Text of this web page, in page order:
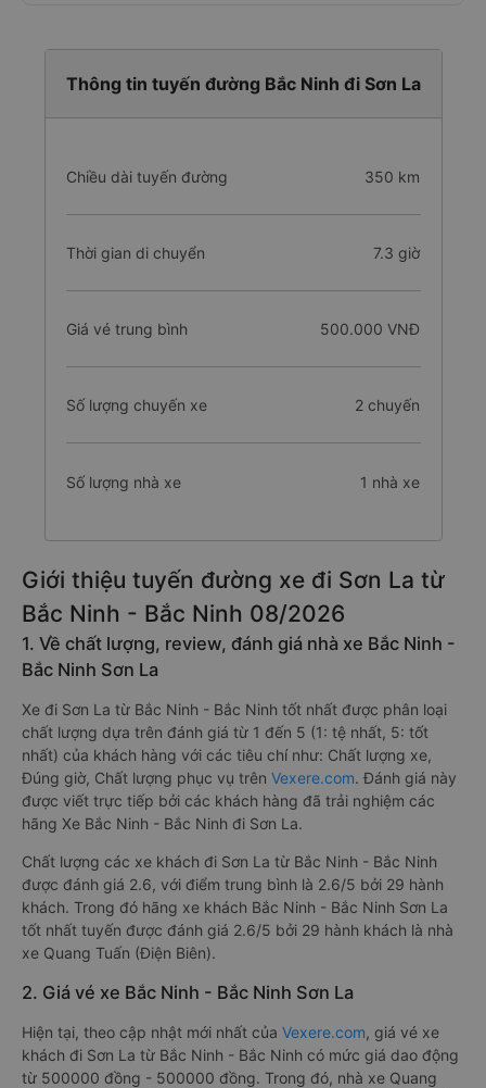
Thông tin tuyến đường Bắc Ninh đi Sơn La
Chiều dài tuyến đường 350 km
Thời gian di chuyển 7.3 giờ
Giá vé trung bình 500.000 VNĐ
Số lượng chuyến xe 2 chuyến
Số lượng nhà xe 1 nhà xe
Giới thiệu tuyến đường xe đi Sơn La từ
Bắc Ninh - Bắc Ninh 08/2026
1. Về chất lượng, review, đánh giá nhà xe Bắc Ninh -
Bắc Ninh Sơn La
Xe đi Sơn La từ Bắc Ninh - Bắc Ninh tốt nhất được phân loại
chất lượng dựa trên đánh giá từ 1 đến 5 (1: tệ nhất, 5: tốt
nhất) của khách hàng với các tiêu chí như: Chất lượng xe,
Đúng giờ, Chất lượng phục vụ trên Vexere.com. Đánh giá này
được viết trực tiếp bởi các khách hàng đã trải nghiệm các
hãng Xe Bắc Ninh - Bắc Ninh đi Sơn La.
Chất lượng các xe khách đi Sơn La từ Bắc Ninh - Bắc Ninh
được đánh giá 2.6, với điểm trung bình là 2.6/5 bởi 29 hành
khách. Trong đó hãng xe khách Bắc Ninh - Bắc Ninh Sơn La
tốt nhất tuyến được đánh giá 2.6/5 bởi 29 hành khách là nhà
xe Quang Tuấn (Điện Biên).
2. Giá vé xe Bắc Ninh - Bắc Ninh Sơn La
Hiện tại, theo cập nhật mới nhất của Vexere.com, giá vé xe
khách đi Sơn La từ Bắc Ninh - Bắc Ninh có mức giá dao động
từ 500000 đồng - 500000 đồng. Trong đó, nhà xe Quang